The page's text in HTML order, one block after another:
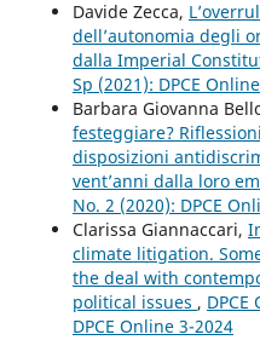
Davide Zecca,
dell’autonomia degli
dalla Imperial
Sp (2021): DPCE
Barbara Giovanna
festeggiare?
disposizioni
vent’anni dalla loro
No. 2 (2020): DPCE
Clarissa Giannaccari,
climate litigation.
the deal with
political issues ,
DPCE Online 3-2024